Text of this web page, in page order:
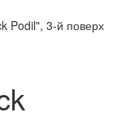
Podil", 3-й поверх